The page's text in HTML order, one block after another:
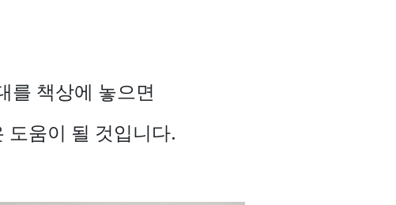
를 책상에 놓으면
도움이 될 것입니다.